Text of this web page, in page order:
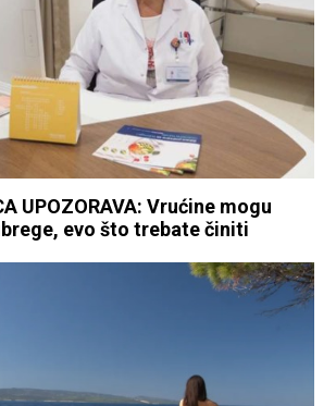
UPOZORAVA: Vrućine mogu
evo što trebate činiti